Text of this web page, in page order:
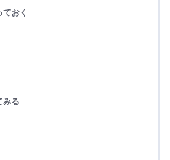
おく
みる